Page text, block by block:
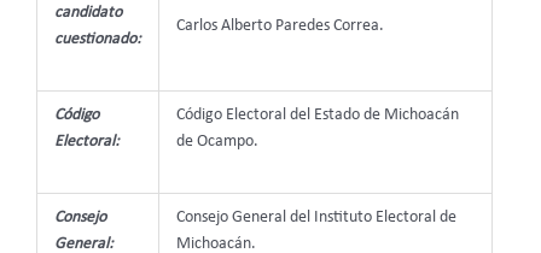
candidato
cuestionado:
Carlos Alberto Paredes Correa.
Código
Electoral:
Código Electoral del Estado de Michoacán
de Ocampo.
Consejo
General:
Consejo General del Instituto Electoral de
Michoacán.